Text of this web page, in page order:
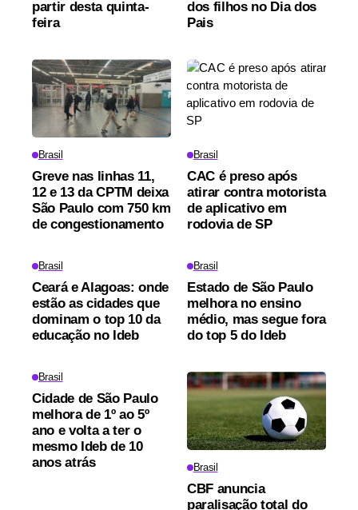
partir desta quinta-
feira
dos filhos no Dia dos
Pais
Brasil
Greve nas linhas 11,
12 e 13 da CPTM deixa
São Paulo com 750 km
de congestionamento
Brasil
CAC é preso após
atirar contra motorista
de aplicativo em
rodovia de SP
Brasil
Ceará e Alagoas: onde
estão as cidades que
dominam o top 10 da
educação no Ideb
Brasil
Estado de São Paulo
melhora no ensino
médio, mas segue fora
do top 5 do Ideb
Brasil
Cidade de São Paulo
melhora de 1º ao 5º
ano e volta a ter o
mesmo Ideb de 10
anos atrás
Brasil
CBF anuncia
paralisação total do